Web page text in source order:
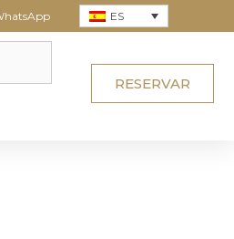
ES
RESERVAR